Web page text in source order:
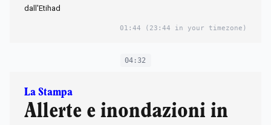
dall'Etihad
01:44 (23:44 in your timezone)
04:32
La Stampa
Allerte e inondazioni in